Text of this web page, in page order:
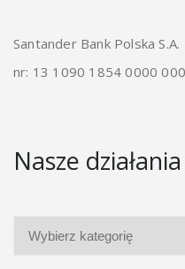
Santander Bank Polska S.A.
nr: 13 1090 1854 0000
Nasze działania